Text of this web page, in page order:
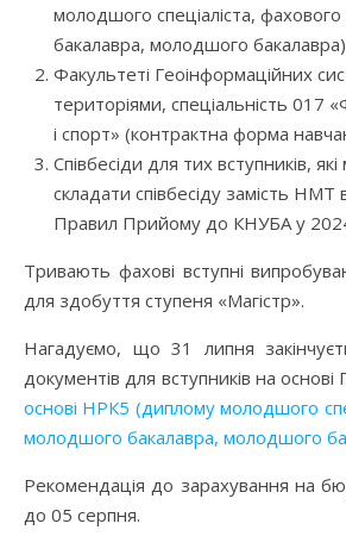
молодшого спеціаліста,
бакалавра, молодшого бакалавра)
Факультеті Геоінформаційних
територіями, спеціальність 017
і спорт» (контрактна форма
Співбесіди для тих вступників,
складати співбесіду замість НМТ
Правил Прийому до КНУБА у
Тривають фахові вступні
для здобуття ступеня «Магістр».
Нагадуємо, що 31 липня
документів для вступників на
основі НРК5 (диплому молодшого
молодшого бакалавра, молодшого
Рекомендація до зарахування на
до 05 серпня.